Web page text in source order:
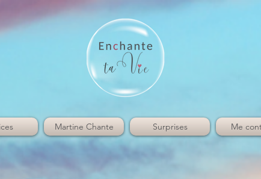
Martine Chante Surprises Me